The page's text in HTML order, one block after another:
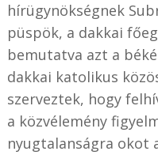
hírügynökségnek
püspök, a dakkai
bemutatva azt a
dakkai katolikus
szerveztek, hogy
a közvélemény
nyugtalanságra okot